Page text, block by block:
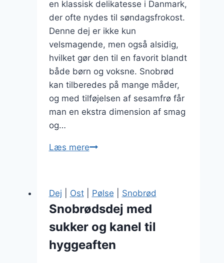
en klassisk delikatesse i Danmark,
der ofte nydes til søndagsfrokost.
Denne dej er ikke kun
velsmagende, men også alsidig,
hvilket gør den til en favorit blandt
både børn og voksne. Snobrød
kan tilberedes på mange måder,
og med tilføjelsen af sesamfrø får
man en ekstra dimension af smag
og…
Læs mereSnobrødsdej
til
søndagsfrokost
Dej Ost| Pølse Snobrød
Snobrødsdej med
sukker og kanel til
hyggeaften